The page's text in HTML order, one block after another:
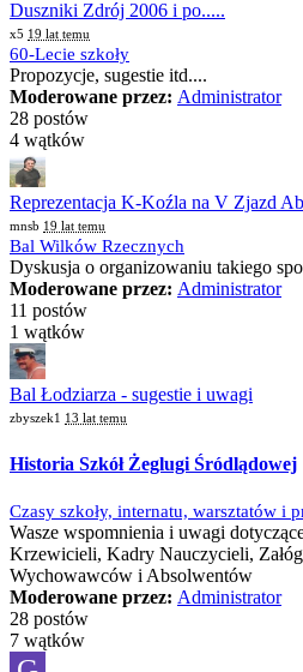
Duszniki Zdrój 2006 i po.....
x5 19 lat temu
60-Lecie szkoły
Propozycje, sugestie itd....
Moderowane przez: Administrator
28 postów
4 wątków
Reprezentacja K-Koźla na V Zjazd
mnsb 19 lat temu
Bal Wilków Rzecznych
Dyskusja o organizowaniu takiego
Moderowane przez: Administrator
11 postów
1 wątków
Bal Łodziarza - sugestie i uwagi
zbyszek1 13 lat temu
Historia Szkół Żeglugi Śródlądowej
Czasy szkoły, internatu, warsztatów i
Wasze wspomnienia i uwagi
Krzewicieli, Kadry Nauczycieli,
Wychowawców i Absolwentów
Moderowane przez: Administrator
28 postów
7 wątków